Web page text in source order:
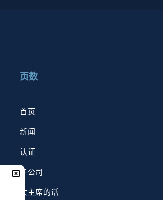
页数
首页
新闻
认证
子公司
女主席的话